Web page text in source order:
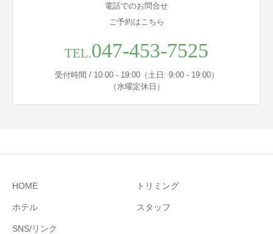
電話でのお問合せ
ご予約はこちら
TEL.047-453-7525
受付時間 / 10:00 - 19:00（土日: 9:00 - 19:00）
（水曜定休日）
HOME トリミング
ホテル スタッフ
SNS/リンク